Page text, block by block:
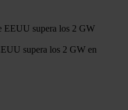
supera los 2 GW en